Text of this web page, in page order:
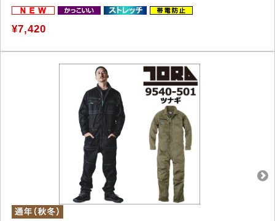
¥7,420